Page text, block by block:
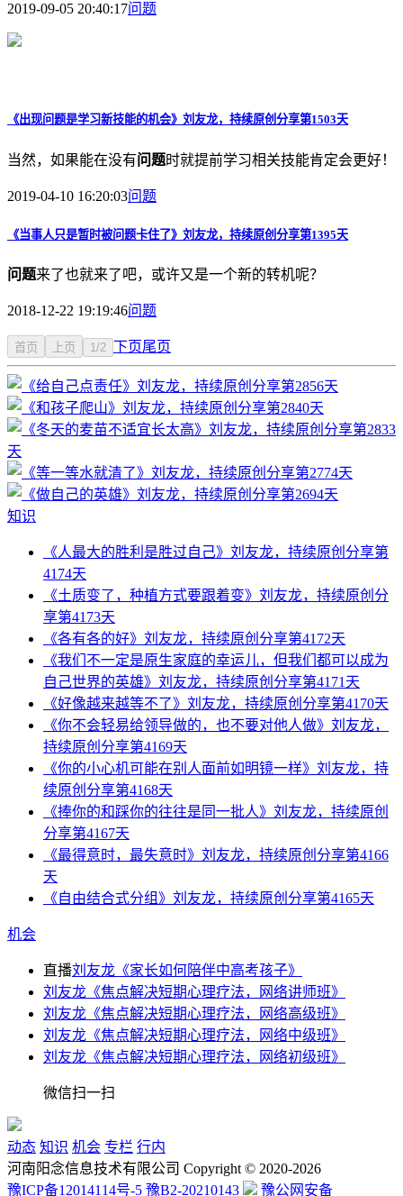
2019-09-05 20:40:17问题
《出现问题是学习新技能的机会》刘友龙，持续原创分享第1503天
当然，如果能在没有问题时就提前学习相关技能肯定会更好！
2019-04-10 16:20:03问题
《当事人只是暂时被问题卡住了》刘友龙，持续原创分享第1395天
问题来了也就来了吧，或许又是一个新的转机呢？
2018-12-22 19:19:46问题
首页 上页 1/2 下页尾页
知识
《人最大的胜利是胜过自己》刘友龙，持续原创分享第
4174天
《土质变了，种植方式要跟着变》刘友龙，持续原创分
享第4173天
《各有各的好》刘友龙，持续原创分享第4172天
《我们不一定是原生家庭的幸运儿，但我们都可以成为
自己世界的英雄》刘友龙，持续原创分享第4171天
《好像越来越等不了》刘友龙，持续原创分享第4170天
《你不会轻易给领导做的，也不要对他人做》刘友龙，
持续原创分享第4169天
《你的小心机可能在别人面前如明镜一样》刘友龙，持
续原创分享第4168天
《捧你的和踩你的往往是同一批人》刘友龙，持续原创
分享第4167天
《最得意时，最失意时》刘友龙，持续原创分享第4166
天
《自由结合式分组》刘友龙，持续原创分享第4165天
机会
直播刘友龙《家长如何陪伴中高考孩子》
刘友龙《焦点解决短期心理疗法，网络讲师班》
刘友龙《焦点解决短期心理疗法，网络高级班》
刘友龙《焦点解决短期心理疗法，网络中级班》
刘友龙《焦点解决短期心理疗法，网络初级班》
微信扫一扫
动态 知识 机会 专栏 行内
河南阳念信息技术有限公司 Copyright © 2020-2026
豫ICP备12014114号-5 豫B2-20210143 豫公网安备